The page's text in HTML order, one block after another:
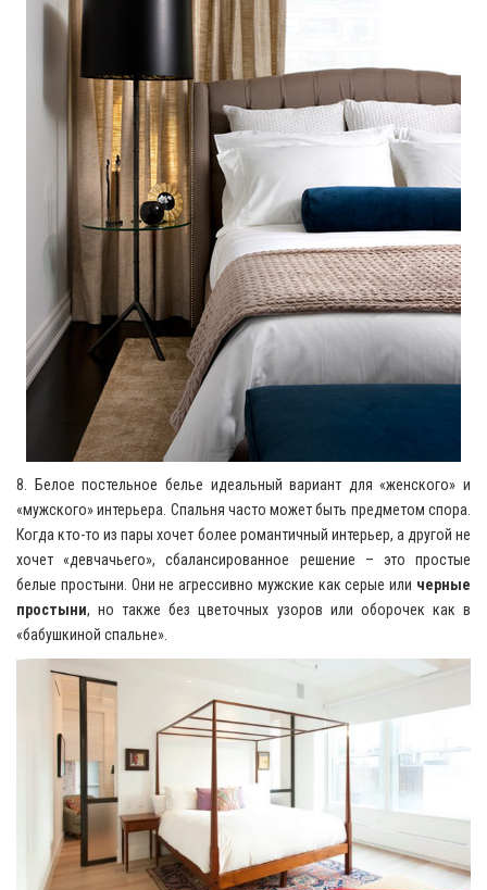
8. Белое постельное белье идеальный вариант для «женского» и
«мужского» интерьера. Спальня часто может быть предметом спора.
Когда кто-то из пары хочет более романтичный интерьер, а другой не
хочет «девчачьего», сбалансированное решение – это простые
белые простыни. Они не агрессивно мужские как серые или черные
простыни, но также без цветочных узоров или оборочек как в
«бабушкиной спальне».